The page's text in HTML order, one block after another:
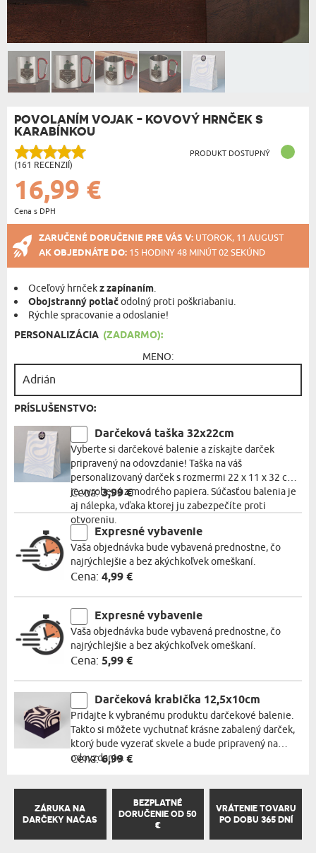
POVOLANÍM VOJAK - KOVOVÝ HRNČEK S
KARABÍNKOU
(161 RECENZIÍ)
PRODUKT DOSTUPNÝ
16,99 €
Cena s DPH
ZARUČENÉ DORUČENIE PRE VÁS V: UTOROK, 11 AUGUST
AK OBJEDNÁTE DO: 15 HODINY 48 MINÚT 01 SEKÚND
Oceľový hrnčekz zapínaním.
Obojstranný potlačodolný proti poškriabaniu.
Rýchle spracovanie a odoslanie!
PERSONALIZÁCIA (ZADARMO):
MENO:
PRÍSLUŠENSTVO:
Darčeková taška 32x22cm
Vyberte si darčekové balenie a získajte darček
pripravený na odovzdanie! Taška na váš
personalizovaný darček s rozmermi 22 x 11 x 32 cm
je vyrobená z modrého papiera. Súčasťou balenia je
aj nálepka, vďaka ktorej ju zabezpečíte proti
otvoreniu.
Cena:3,99 €
Expresné vybavenie
Vaša objednávka bude vybavená prednostne, čo
najrýchlejšie a bez akýchkoľvek omeškaní.
Cena: 4,99 €
Expresné vybavenie
Vaša objednávka bude vybavená prednostne, čo
najrýchlejšie a bez akýchkoľvek omeškaní.
Cena: 5,99 €
Darčeková krabička 12,5x10cm
Pridajte k vybranému produktu darčekové balenie.
Takto si môžete vychutnať krásne zabalený darček,
ktorý bude vyzerať skvele a bude pripravený na
odovzdanie.
Cena:6,99 €
ZÁRUKA NA
DARČEKY NAČAS
BEZPLATNÉ
DORUČENIE OD 50
€
VRÁTENIE TOVARU
PO DOBU 365 DNÍ